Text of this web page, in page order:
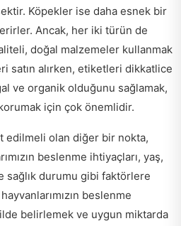
Köpekler ise daha esnek bir
Ancak, her iki türün de
doğal malzemeler kullanmak
satın alırken, etiketleri dikkatlice
ve organik olduğunu sağlamak,
korumak için çok önemlidir.
edilmeli olan diğer bir nokta,
beslenme ihtiyaçları, yaş,
sağlık durumu gibi faktörlere
beslenme
belirlemek ve uygun miktarda